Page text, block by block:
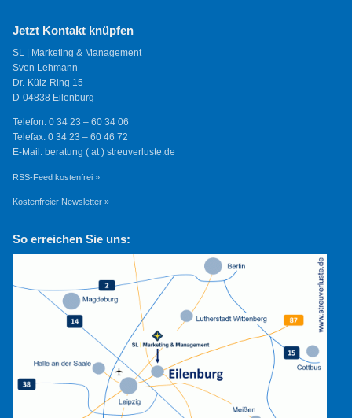
Jetzt Kontakt knüpfen
SL | Marketing & Management
Sven Lehmann
Dr.-Külz-Ring 15
D-04838 Eilenburg
Telefon: 0 34 23 – 60 34 06
Telefax: 0 34 23 – 60 46 72
E-Mail: beratung ( at ) streuverluste.de
RSS-Feed kostenfrei »
Kostenfreier Newsletter »
So erreichen Sie uns: